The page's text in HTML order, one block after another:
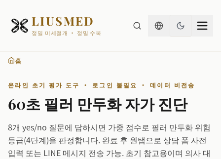
LIUSMED
정밀 미세절개 · 정밀 수복
홈
온라인 초기 평가 도구 · 로그인 불필요 · 데이터 비전송
60초 필러 만두화 자가 진단
8개 yes/no 질문에 답하시면 가중 점수로 필러 만두화 위험
등급(4단계)을 판정합니다. 완료 후 원탭으로 상담 폼 사전
입력 또는 LINE 메시지 전송 가능. 초기 참고용이며 의사 대